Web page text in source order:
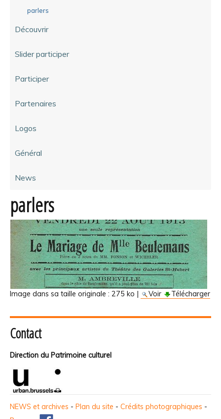
parlers
Découvrir
Slider participer
Participer
Partenaires
Logos
Général
News
parlers
Image dans sa taille originale : 275 ko | Voir Télécharger
Contact
Direction du Patrimoine culturel
NEWS et archives - Plan du site - Crédits photographiques -